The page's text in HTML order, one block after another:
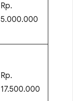
Rp.
5.000.000
Rp.
17.500.000